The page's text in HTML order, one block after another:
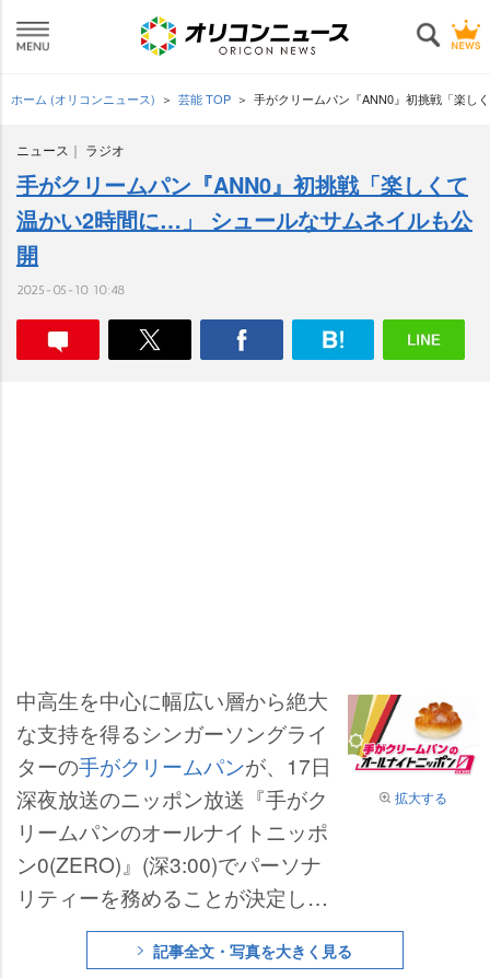
ホーム (オリコンニュース) 芸能 TOP 手がクリームパン『ANN0』初挑戦「楽し
ニュース ラジオ
手がクリームパン『ANN0』初挑戦「楽しくて
温かい2時間に…」 シュールなサムネイルも公
開
2025-05-10 10:48
拡大する
中高生を中心に幅広い層から絶大
な支持を得るシンガーソングライ
ターの手がクリームパンが、17日
深夜放送のニッポン放送『手がク
リームパンのオールナイトニッポ
ン0(ZERO)』(深3:00)でパーソナ
リティーを務めることが決定し
た。手がクリームパンにとって、
これが『ANN』ブランド初のパー
記事全文・写真を大きく見る